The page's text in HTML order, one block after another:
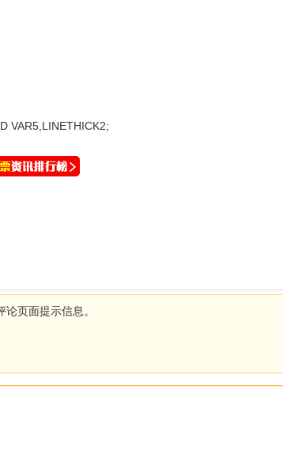
VAR5,LINETHICK2;
页面提示信息。